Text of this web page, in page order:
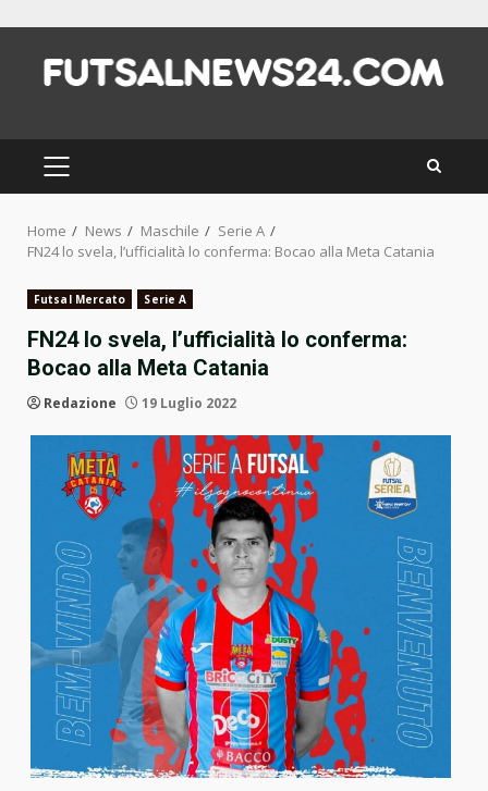
content
PRIMARY
MENU
Home News Maschile
Serie A
FN24 lo svela, l’ufficialità lo conferma: Bocao alla Meta Catania
Futsal Mercato Serie A
FN24 lo svela, l’ufficialità lo conferma:
Bocao alla Meta Catania
Redazione 19 Luglio 2022